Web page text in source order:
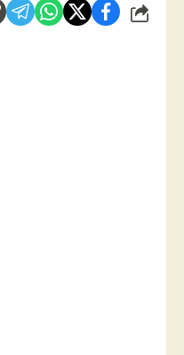
شارك